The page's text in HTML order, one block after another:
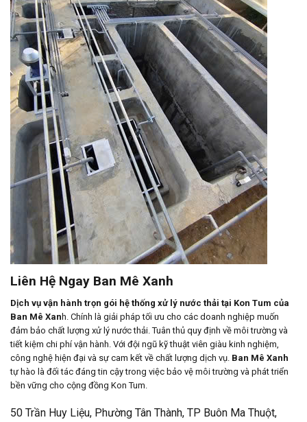
Liên Hệ Ngay Ban Mê Xanh
Dịch vụ vận hành trọn gói hệ thống xử lý nước thải tại Kon Tum của
Ban Mê Xanh. Chính là giải pháp tối ưu cho các doanh nghiệp muốn
đảm bảo chất lượng xử lý nước thải. Tuân thủ quy định về môi trường và
tiết kiệm chi phí vận hành. Với đội ngũ kỹ thuật viên giàu kinh nghiệm,
công nghệ hiện đại và sự cam kết về chất lượng dịch vụ. Ban Mê Xanh
tự hào là đối tác đáng tin cậy trong việc bảo vệ môi trường và phát triển
bền vững cho cộng đồng Kon Tum.
50 Trần Huy Liệu, Phường Tân Thành, TP Buôn Ma Thuột,